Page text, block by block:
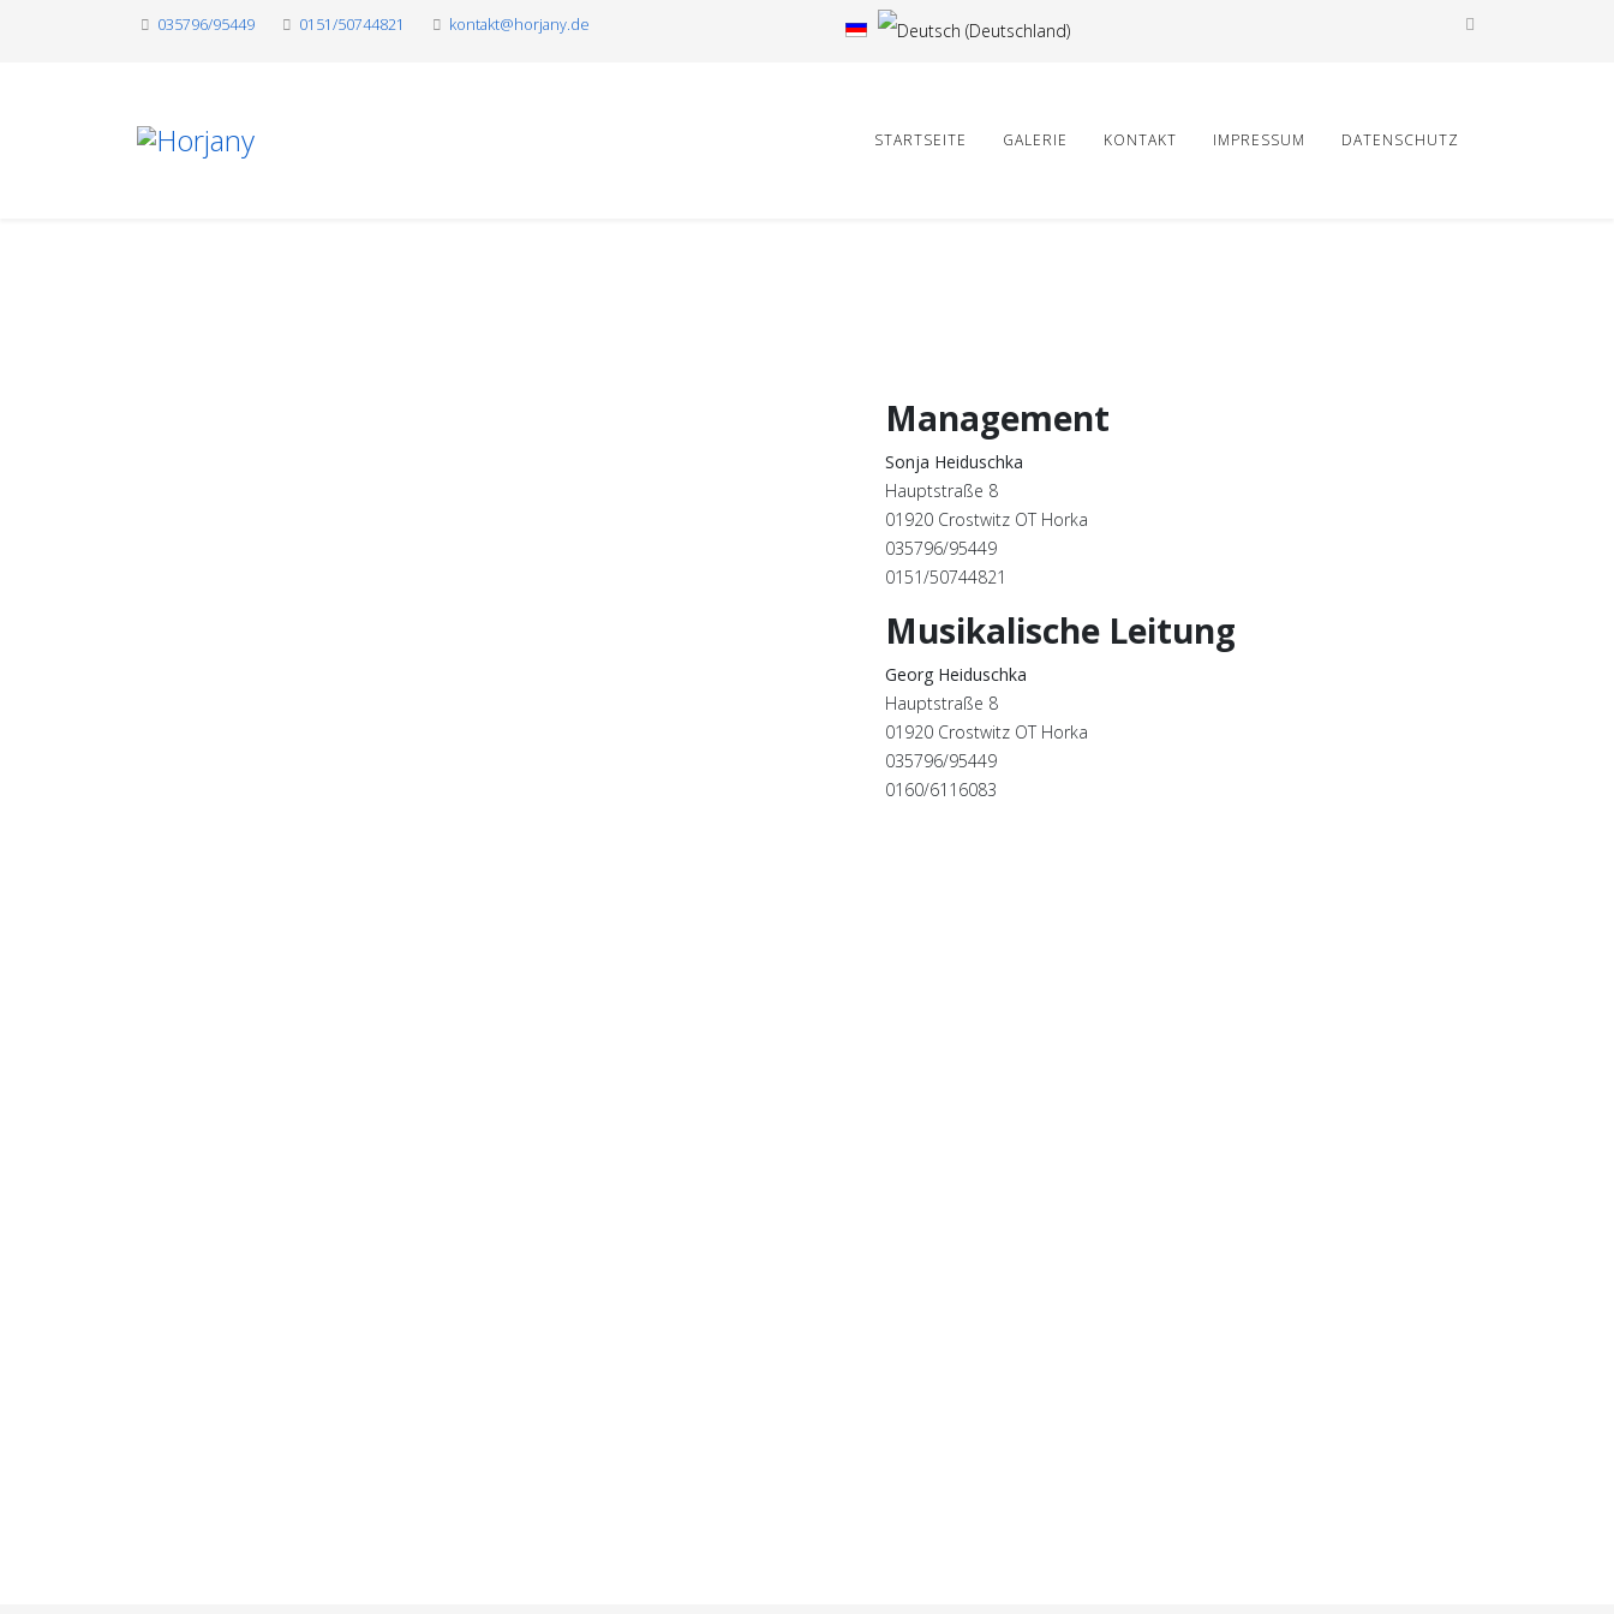
035796/95449 0151/50744821 kontakt@horjany.de
STARTSEITE GALERIE KONTAKT IMPRESSUM DATENSCHUTZ
Management
Sonja Heiduschka
Hauptstraße 8
01920 Crostwitz OT Horka
035796/95449
0151/50744821
Musikalische Leitung
Georg Heiduschka
Hauptstraße 8
01920 Crostwitz OT Horka
035796/95449
0160/6116083